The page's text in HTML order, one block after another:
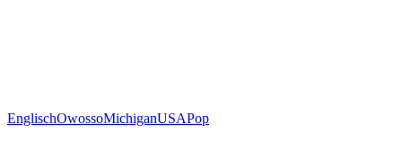
EnglischOwossoMichiganUSAPop